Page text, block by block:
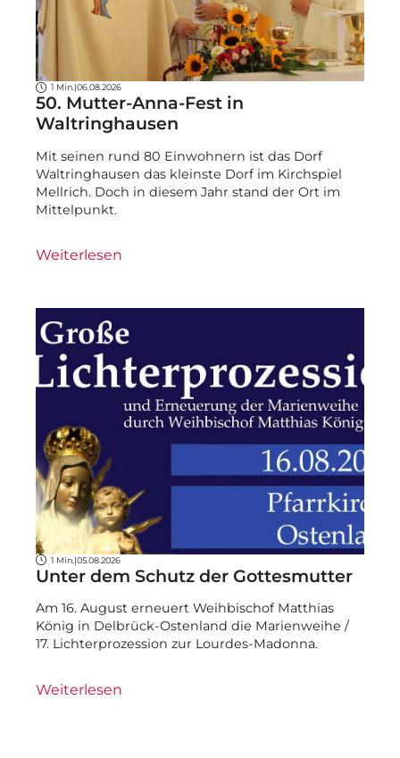
1 Min. |06.08.2026
50. Mutter-Anna-Fest in
Waltringhausen
Mit seinen rund 80 Einwohnern ist das Dorf
Waltringhausen das kleinste Dorf im Kirchspiel
Mellrich. Doch in diesem Jahr stand der Ort im
Mittelpunkt.
Weiterlesen
1 Min. |05.08.2026
Unter dem Schutz der Gottesmutter
Am 16. August erneuert Weihbischof Matthias
König in Delbrück-Ostenland die Marienweihe /
17. Lichterprozession zur Lourdes-Madonna.
Weiterlesen